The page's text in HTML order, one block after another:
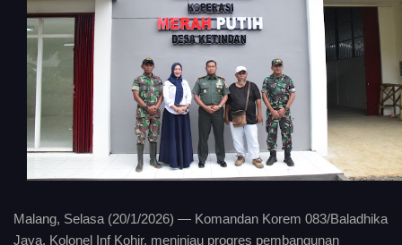
Malang, Selasa (20/1/2026) — Komandan Korem 083/Baladhika
Jaya, Kolonel Inf Kohir, meninjau progres pembangunan